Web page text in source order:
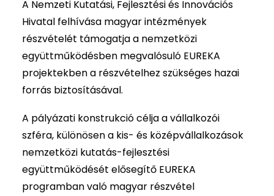
A Nemzeti Kutatási, Fejlesztési és Innovációs
Hivatal felhívása magyar intézmények
részvételét támogatja a nemzetközi
együttműködésben megvalósuló EUREKA
projektekben a részvételhez szükséges hazai
forrás biztosításával.
A pályázati konstrukció célja a vállalkozói
szféra, különösen a kis- és középvállalkozások
nemzetközi kutatás-fejlesztési
együttműködését elősegítő EUREKA
programban való magyar részvétel